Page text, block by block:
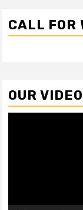
CALL FOR
OUR